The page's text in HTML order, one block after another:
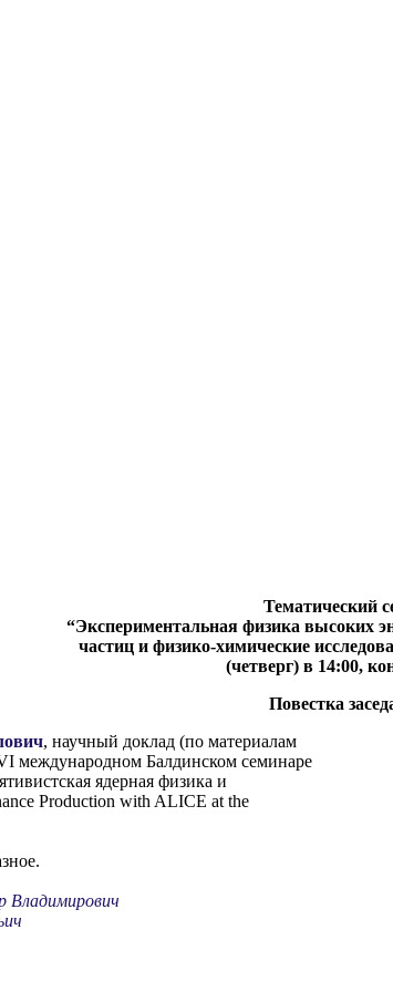
Тематический
“Экспериментальная физика высоких
частиц и физико-химические
(четверг) в 14:00,
Повестка
, научный доклад (по материалам
международном Балдинском семинаре
ядерная физика и
Production with ALICE at the
Владимирович